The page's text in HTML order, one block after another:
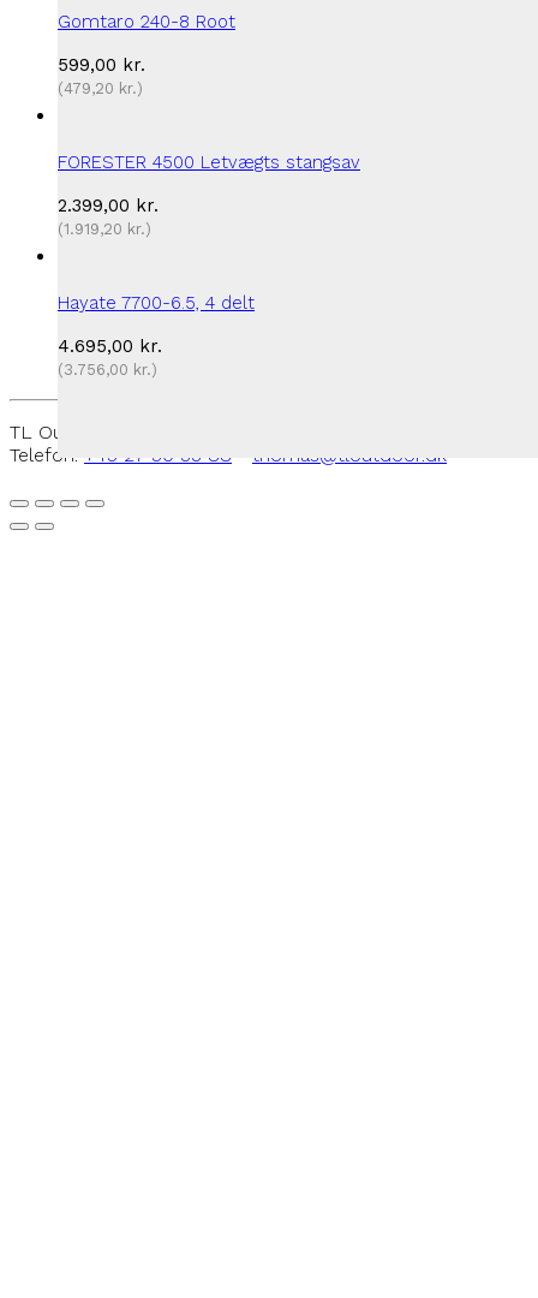
Gomtaro 240-8 Root
599,00 kr.
(479,20 kr.)
FORESTER 4500 Letvægts stangsav
2.399,00 kr.
(1.919,20 kr.)
Hayate 7700-6.5, 4 delt
4.695,00 kr.
(3.756,00 kr.)
TL Outdoor - Rantzausmindevej 109, 5700 Svendborg -
Telefon: +45 27 50 33 88 thomas@tloutdoor.dk